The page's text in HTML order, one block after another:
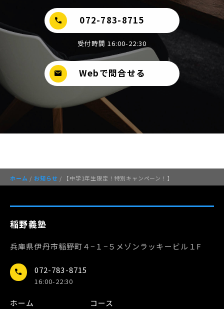
072-783-8715
call
受付時間 16:00-22:30
Webで問合せる
mail
ホーム / お知らせ / 【中学1年生限定！特別キャンペーン！】
稲野義塾
兵庫県伊丹市稲野町４−１−５メゾンラッキービル１F
call 072-783-8715
16:00-22:30
ホーム コース